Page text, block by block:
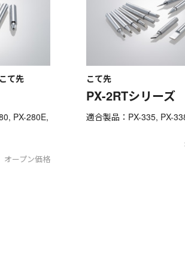
て先
PX-280E,
オープン価格
こて先
PX-2RTシリーズ
適合製品：PX-335, PX-